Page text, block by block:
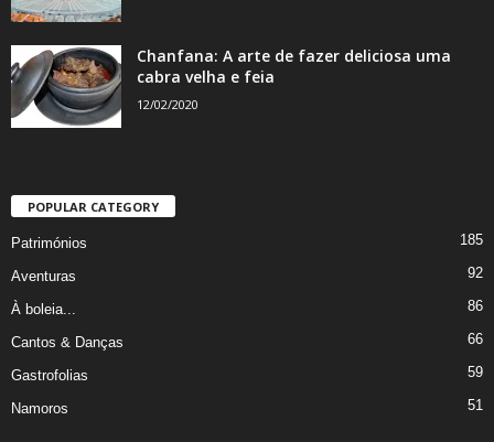
Chanfana: A arte de fazer deliciosa uma
cabra velha e feia
12/02/2020
POPULAR CATEGORY
Patrimónios 185
Aventuras 92
À boleia... 86
Cantos & Danças 66
Gastrofolias 59
Namoros 51